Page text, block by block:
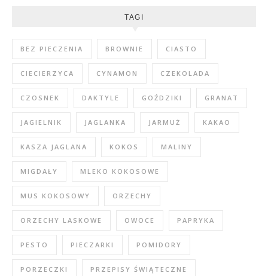
TAGI
BEZ PIECZENIA BROWNIE CIASTO
CIECIERZYCA CYNAMON CZEKOLADA
CZOSNEK DAKTYLE GOŹDZIKI GRANAT
JAGIELNIK JAGLANKA JARMUŻ KAKAO
KASZA JAGLANA KOKOS MALINY
MIGDAŁY MLEKO KOKOSOWE
MUS KOKOSOWY ORZECHY
ORZECHY LASKOWE OWOCE PAPRYKA
PESTO PIECZARKI POMIDORY
PORZECZKI PRZEPISY ŚWIĄTECZNE